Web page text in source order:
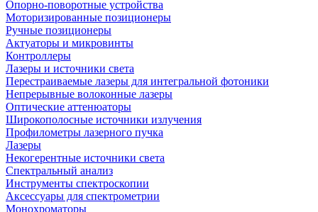
Опорно-поворотные устройства
Моторизированные позиционеры
Ручные позиционеры
Актуаторы и микровинты
Контроллеры
Лазеры и источники света
Перестраиваемые лазеры для интегральной фотоники
Непрерывные волоконные лазеры
Оптические аттенюаторы
Широкополосные источники излучения
Профилометры лазерного пучка
Лазеры
Некогерентные источники света
Спектральный анализ
Инструменты спектроскопии
Аксессуары для спектрометрии
Монохроматоры